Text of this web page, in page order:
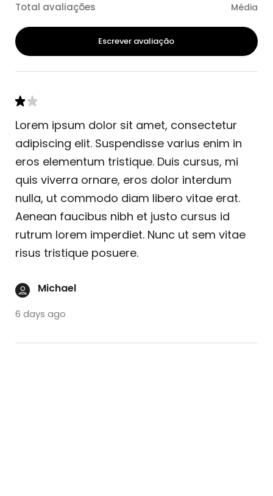
Total avaliações Média
Escrever avaliação
Lorem ipsum dolor sit amet, consectetur
adipiscing elit. Suspendisse varius enim in
eros elementum tristique. Duis cursus, mi
quis viverra ornare, eros dolor interdum
nulla, ut commodo diam libero vitae erat.
Aenean faucibus nibh et justo cursus id
rutrum lorem imperdiet. Nunc ut sem vitae
risus tristique posuere.
Michael
6 days ago